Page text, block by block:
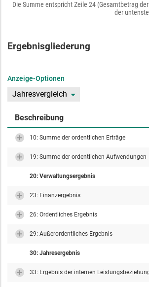
Die Summe entspricht Zeile 24 (Gesamtbetrag
der
Ergebnisgliederung
Anzeige-Optionen
Jahresvergleich
Beschreibung
10: Summe der ordentlichen Erträge
19: Summe der ordentlichen Aufwendungen
20: Verwaltungsergebnis
23: Finanzergebnis
26: Ordentliches Ergebnis
29: Außerordentliches Ergebnis
30: Jahresergebnis
33: Ergebnis der internen